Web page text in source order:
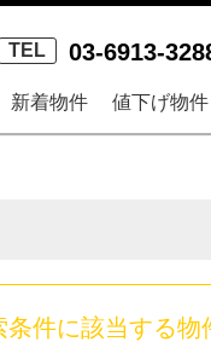
TEL 03-6913-
新着物件 値下げ物件
条件に該当する物